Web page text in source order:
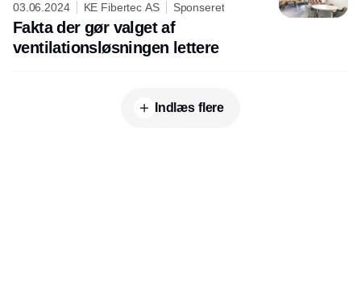
03.06.2024 KE Fibertec AS Sponseret
Fakta der gør valget af
ventilationsløsningen lettere
Indlæs flere